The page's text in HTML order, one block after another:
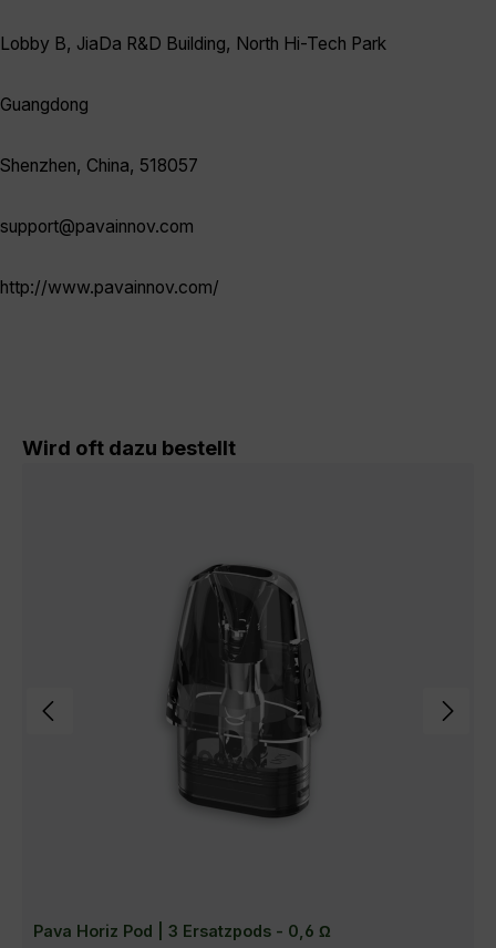
Lobby B, JiaDa R&D Building, North Hi-Tech Park
Guangdong
Shenzhen, China, 518057
support@pavainnov.com
http://www.pavainnov.com/
Produktgalerie überspringen
Wird oft dazu bestellt
Pava Horiz Pod | 3 Ersatzpods - 0,6 Ω